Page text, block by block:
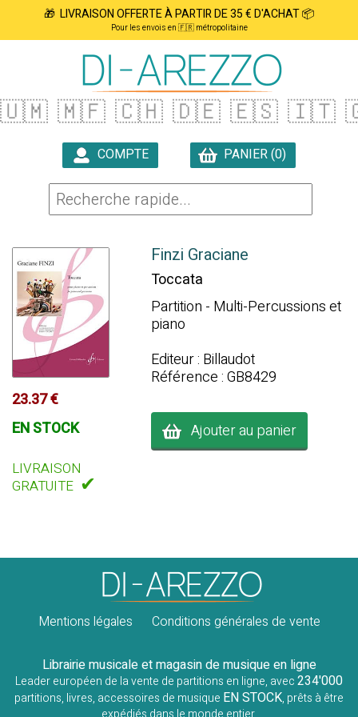
🎁 LIVRAISON OFFERTE À PARTIR DE 35 € D'ACHAT 📦
Pour les envois en 🇫🇷 métropolitaine
🇺🇲 🇲🇫 🇨🇭 🇩🇪 🇪🇸 🇮🇹
COMPTE
PANIER (0)
23.37 €
EN STOCK
LIVRAISON
GRATUITE ✔
Finzi Graciane
Toccata
Partition - Multi-Percussions et
piano
Editeur : Billaudot
Référence : GB8429
Ajouter au panier
Mentions légales Conditions générales de vente
Librairie musicale et magasin de musique en ligne
Leader européen de la vente de partitions en ligne, avec234'000
partitions, livres, accessoires de musique EN STOCK, prêts à être